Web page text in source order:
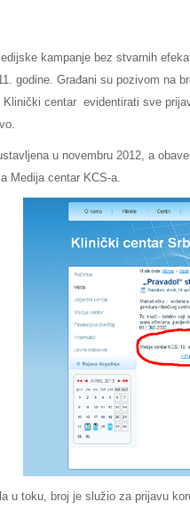
kampanje bez stvarnih
godine. Građani su pozivom na
Klinički centar evidentirati sve
u novembru 2012, a
Medija centar KCS-a.
u toku, broj je služio za prijavu